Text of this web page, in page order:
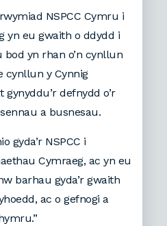
NSPCC Cymru i
yn eu gwaith o ddydd i
yn rhan o’n cynllun
cynllun y Cynnig
defnydd o’r
a busnesau.
gyda’r NSPCC i
Cymraeg, ac yn eu
barhau gyda’r gwaith
ac o gefnogi a